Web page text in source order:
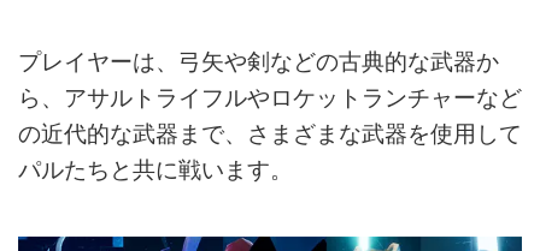
プレイヤーは、弓矢や剣などの古典的な武器か
ら、アサルトライフルやロケットランチャーなど
の近代的な武器まで、さまざまな武器を使用して
パルたちと共に戦います。